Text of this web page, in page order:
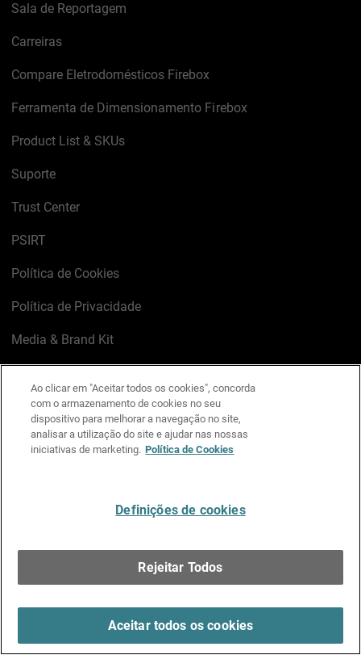
Sala de Reportagem
Carreiras
Compare Eletrodomésticos Firebox
Ferramenta de Dimensionamento Firebox
Product List & SKUs
Suporte
Trust Center
PSIRT
Política de Cookies
Política de Privacidade
Media & Brand Kit
LinkedIn
X FacebookInstagram
YouTube
Ao clicar em "Aceitar todos os cookies", concorda
com o armazenamento de cookies no seu
dispositivo para melhorar a navegação no site,
analisar a utilização do site e ajudar nas nossas
iniciativas de marketing. Política de Cookies
Definições de cookies
Rejeitar Todos
Aceitar todos os cookies